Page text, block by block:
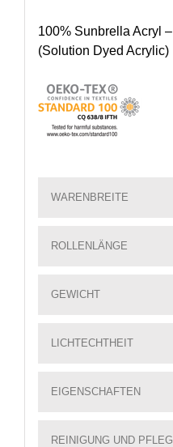
100% Sunbrella Acryl
(Solution Dyed Acrylic)
WARENBREITE
ROLLENLÄNGE
GEWICHT
LICHTECHTHEIT
EIGENSCHAFTEN
REINIGUNG UND